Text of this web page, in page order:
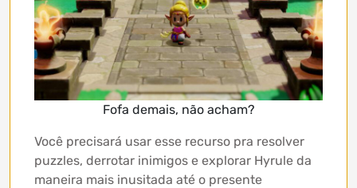
Fofa demais, não acham?
Você precisará usar esse recurso pra resolver
puzzles, derrotar inimigos e explorar Hyrule da
maneira mais inusitada até o presente